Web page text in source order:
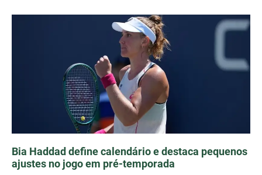
Bia Haddad define calendário e destaca pequenos
ajustes no jogo em pré-temporada